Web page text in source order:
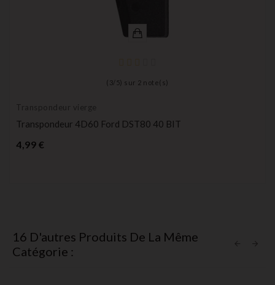
( 3/ 5) sur 2 note(s)
Transpondeur vierge
Transpondeur 4D60 Ford DST80 40 BIT
4,99 €
16 D'autres Produits De La Même
Catégorie :